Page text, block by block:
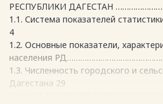
РЕСПУБЛИКИ ДАГЕСТАН
1.1. Система показателей
4
1.2. Основные показатели,
населения
1.3. Численность городского и
Дагестана 29